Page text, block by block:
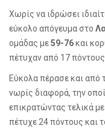
Χωρίς να ιδρώσει
εύκολο απόγευμα στο
ομάδας με59-76και
πέτυχαν από 17 πόντους.
Εύκολα πέρασε και από
νωρίς διαφορά, την
επικρατώντας τελικά με
πέτυχε 24 πόντους και